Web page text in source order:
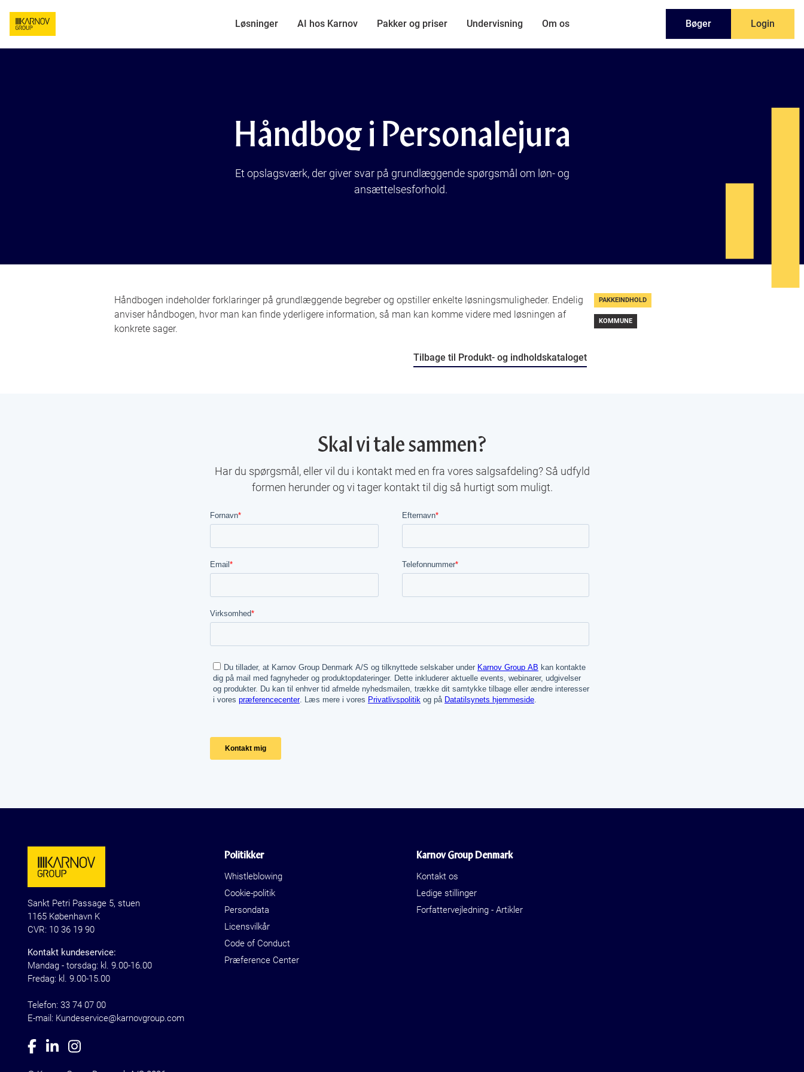
Løsninger AI hos Karnov Pakker og priser Undervisning Om os Bøger Login
Håndbog i Personalejura
Et opslagsværk, der giver svar på grundlæggende spørgsmål om løn- og
ansættelsesforhold.
Håndbogen indeholder forklaringer på grundlæggende begreber og opstiller enkelte løsningsmuligheder. Endelig
anviser håndbogen, hvor man kan finde yderligere information, så man kan komme videre med løsningen af
konkrete sager.
Tilbage til Produkt- og indholdskataloget
PAKKEINDHOLD
KOMMUNE
Skal vi tale sammen?
Har du spørgsmål, eller vil du i kontakt med en fra vores salgsafdeling? Så udfyld
formen herunder og vi tager kontakt til dig så hurtigt som muligt.
Sankt Petri Passage 5, stuen
1165 København K
CVR: 10 36 19 90
Kontakt kundeservice:
Mandag - torsdag: kl. 9.00-16.00
Fredag: kl. 9.00-15.00
Telefon: 33 74 07 00
E-mail: Kundeservice@karnovgroup.com
Politikker
Whistleblowing
Cookie-politik
Persondata
Licensvilkår
Code of Conduct
Præference Center
Karnov Group Denmark
Kontakt os
Ledige stillinger
Forfattervejledning - Artikler